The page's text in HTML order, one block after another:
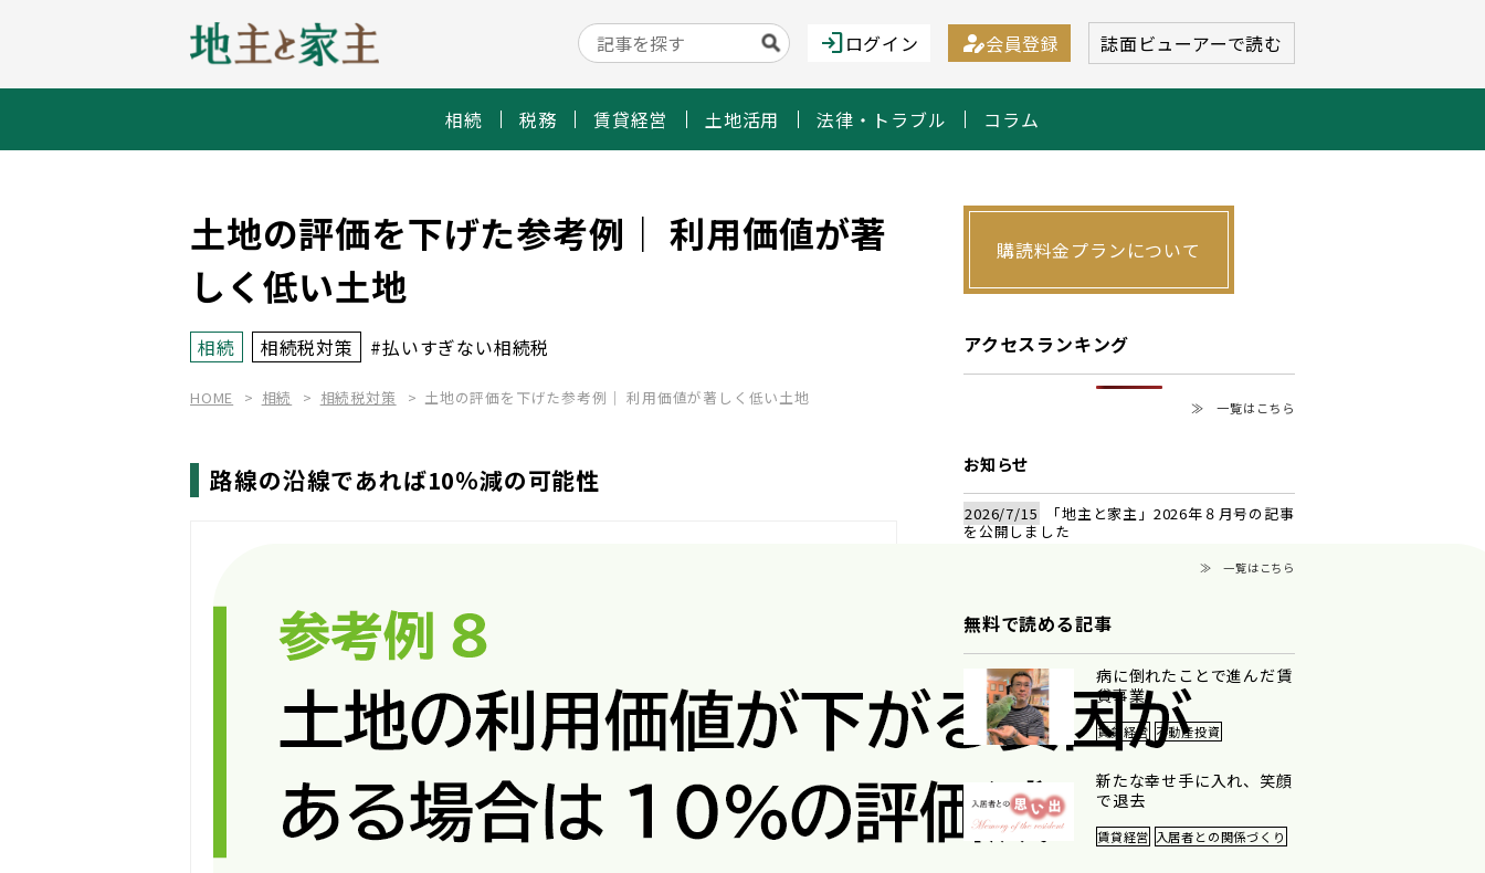
loginログイン person_edit会員登録 誌面ビューアーで読む
相続 税務 賃貸経営 土地活用 法律・トラブル コラム
土地の評価を下げた参考例｜ 利用価値が著
しく低い土地
相続 相続税対策 #払いすぎない相続税
HOME 相続 相続税対策 土地の評価を下げた参考例｜ 利用価値が著しく低い土地
路線の沿線であれば10％減の可能性
購読料金プランについて
アクセスランキング
≫ 一覧はこちら
お知らせ
2026/7/15
「地主と家主」2026年８月号の記事
を公開しました
≫ 一覧はこちら
無料で読める記事
病に倒れたことで進んだ賃
貸事業
賃貸経営 不動産投資
新たな幸せ手に入れ、笑顔
で退去
賃貸経営 入居者との関係づくり